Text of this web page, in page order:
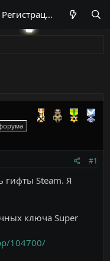
Регистрация
#1
гифты Steam. Я
ключа Super
104700/